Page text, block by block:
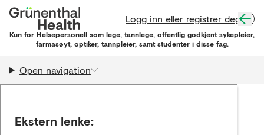
Logg inn eller registrer deg
Kun for Helsepersonell som lege, tannlege, offentlig godkjent sykepleier,
farmasøyt, optiker, tannpleier, samt studenter i disse fag.
Open navigation
Ekstern lenke: